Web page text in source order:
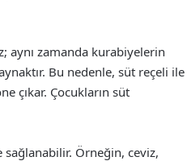
aynı zamanda kurabiyelerin
Bu nedenle, süt reçeli ile
çıkar. Çocukların süt
Örneğin, ceviz,